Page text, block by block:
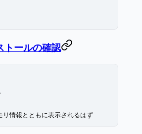
トールの確認
リ情報とともに表示されるはず